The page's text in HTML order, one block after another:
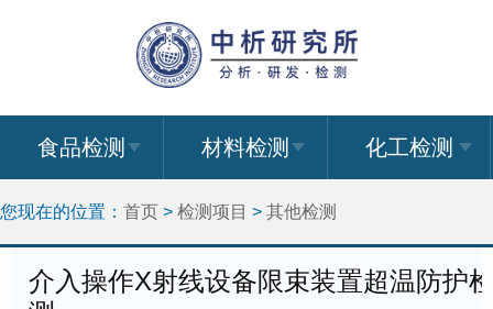
食品检测 材料检测 化工检测
您现在的位置： 首页 > 检测项目 > 其他检测
介入操作X射线设备限束装置超温防护